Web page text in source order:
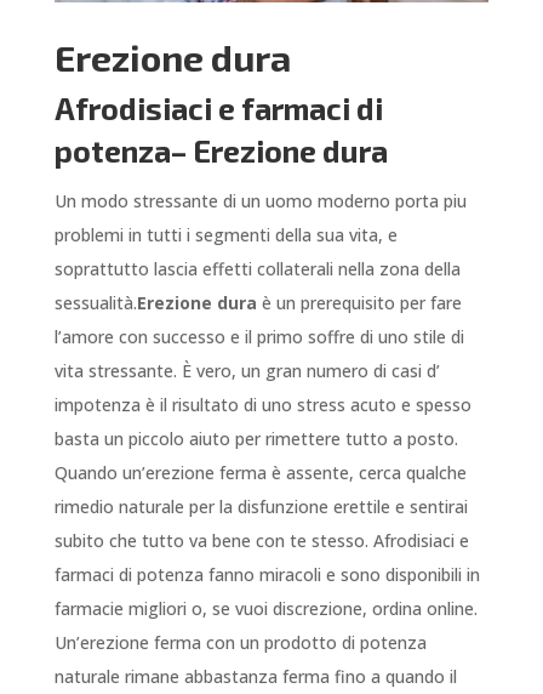
Erezione dura
Afrodisiaci e farmaci di
potenza– Erezione dura
Un modo stressante di un uomo moderno porta piu
problemi in tutti i segmenti della sua vita, e
soprattutto lascia effetti collaterali nella zona della
sessualità.Erezione dura è un prerequisito per fare
l’amore con successo e il primo soffre di uno stile di
vita stressante. È vero, un gran numero di casi d’
impotenza è il risultato di uno stress acuto e spesso
basta un piccolo aiuto per rimettere tutto a posto.
Quando un’erezione ferma è assente, cerca qualche
rimedio naturale per la disfunzione erettile e sentirai
subito che tutto va bene con te stesso. Afrodisiaci e
farmaci di potenza fanno miracoli e sono disponibili in
farmacie migliori o, se vuoi discrezione, ordina online.
Un’erezione ferma con un prodotto di potenza
naturale rimane abbastanza ferma fino a quando il